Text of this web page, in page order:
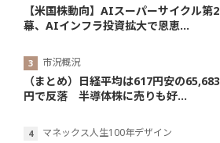
【米国株動向】AIスーパーサイクル第2
幕、AIインフラ投資拡大で恩恵...
市況概況
（まとめ）日経平均は617円安の65,683
円で反落 半導体株に売りも好...
マネックス人生100年デザイン